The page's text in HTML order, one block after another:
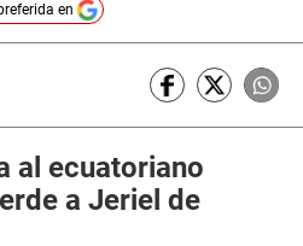
en
al ecuatoriano
a Jeriel de